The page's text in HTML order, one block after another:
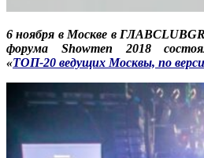
6 ноября в Москве в ГЛАВ
форума Showmen 2018
«ТОП-20 ведущих Москвы, по